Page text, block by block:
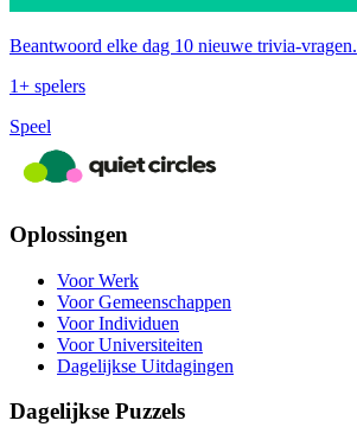
Beantwoord elke dag 10 nieuwe trivia‑vragen.
1+ spelers
Speel
Oplossingen
Voor Werk
Voor Gemeenschappen
Voor Individuen
Voor Universiteiten
Dagelijkse Uitdagingen
Dagelijkse Puzzels